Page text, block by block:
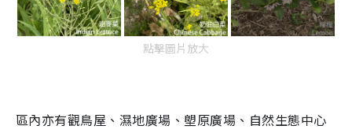
點擊圖片放大
區內亦有觀鳥屋、濕地廣場、塱原廣場、自然生態中心